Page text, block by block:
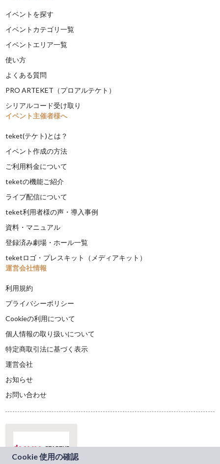
イベントを探す
イベントカテゴリ一覧
イベントエリア一覧
使い方
よくある質問
PRO ARTEKET（プロアルテケト）
シリアルコード受け取り
イベント主催者様へ
teket(テケト)とは？
イベント作成の方法
ご利用料金について
teketの機能ご紹介
ライブ配信について
teket利用者様の声・導入事例
資料・マニュアル
登録済み劇場・ホール一覧
teketロゴ・プレスキット（メディアキット）
運営会社情報
利用規約
プライバシーポリシー
Cookieの利用について
個人情報の取り扱いについて
特定商取引法に基づく表示
運営会社
お知らせ
お問い合わせ